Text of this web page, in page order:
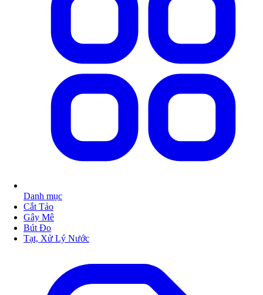
Danh mục
Cắt Tảo
Gây Mê
Bút Đo
Tạt, Xử Lý Nước